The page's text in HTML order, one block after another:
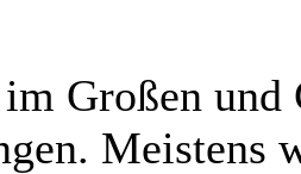
Großen
Meistens